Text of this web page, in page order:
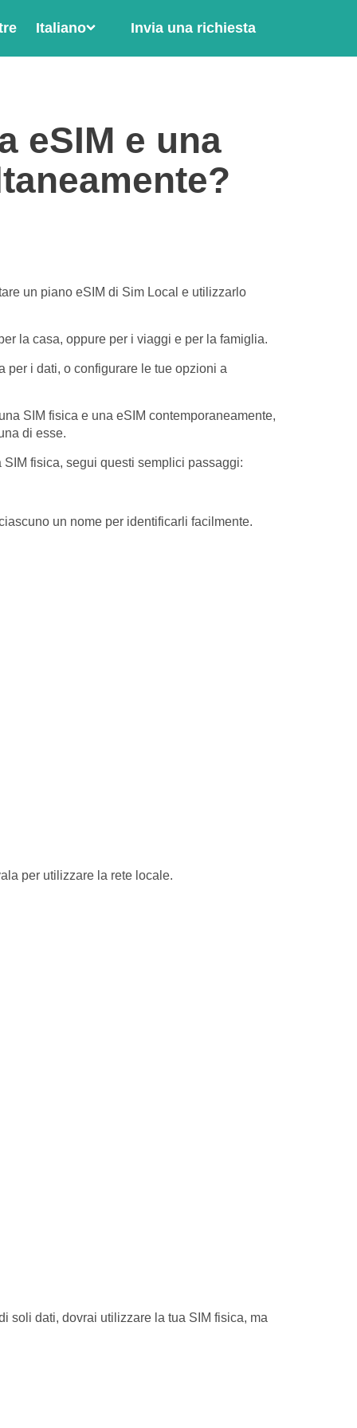
Italiano Invia una richiesta
eSIM e una
un piano eSIM di Sim Local e utilizzarlo
la casa, oppure per i viaggi e per la famiglia.
per i dati, o configurare le tue opzioni a
SIM fisica e una eSIM contemporaneamente,
di esse.
fisica, segui questi semplici passaggi:
un nome per identificarli facilmente.
per utilizzare la rete locale.
soli dati, dovrai utilizzare la tua SIM fisica, ma